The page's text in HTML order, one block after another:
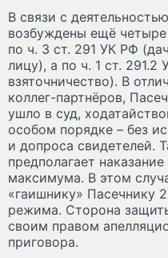
В связи с
возбуждены ещё
по ч. 3 ст. 291 УК РФ
лицу), а по ч. 1 ст.
взяточничество). В
коллег-партнёров,
ушло в суд,
особом порядке – без
и допроса свидетелей.
предполагает
максимума. В этом
«гаишнику» Пасечнику
режима. Сторона
своим правом
приговора.